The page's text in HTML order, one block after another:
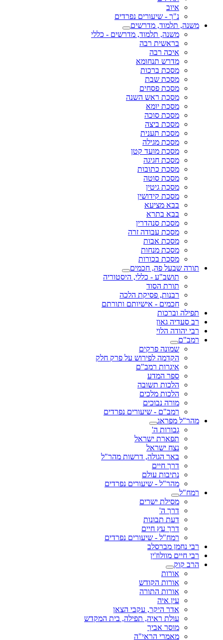
איוב
נ"ך - שיעורים נפרדים
משנה, תלמוד, מדרשים
משנה, תלמוד, מדרשים - כללי
בראשית רבה
איכה רבה
מדרש תנחומא
מסכת ברכות
מסכת שבת
מסכת פסחים
מסכת ראש השנה
מסכת יומא
מסכת סוכה
מסכת ביצה
מסכת תענית
מסכת מגילה
מסכת מועד קטן
מסכת חגיגה
מסכת כתובות
מסכת סוטה
מסכת גיטין
מסכת קידושין
בבא מציעא
בבא בתרא
מסכת סנהדרין
מסכת עבודה זרה
מסכת אבות
מסכת מנחות
מסכת בכורות
תורה שבעל פה, חכמים
תושב"ע - כללי, היסטוריה
תורת הסוד
רבנות, פסיקת הלכה
חכמים - אישיותם ותורתם
תפילה וברכות
רב סעדיה גאון
רבי יהודה הלוי
רמב"ם
שמונה פרקים
הקדמה לפירוש על פרק חלק
איגרות רמב"ם
ספר המדע
הלכות תשובה
הלכות מלכים
מורה נבוכים
רמב"ם - שיעורים נפרדים
מהר"ל מפראג
גבורות ה'
תפארת ישראל
נצח ישראל
באר הגולה, דרשות מהר"ל
דרך חיים
נתיבות עולם
מהר"ל - שיעורים נפרדים
רמח"ל
מסילת ישרים
דרך ה'
דעת תבונות
דרך עץ חיים
רמח"ל - שיעורים נפרדים
רבי נחמן מברסלב
רבי חיים מוולוז'ין
הרב קוק
אורות
אורות הקודש
אורות התורה
עין איה
אדר היקר, עקבי הצאן
עולת ראיה, תפילה, בית המקדש
מוסר אביך
מאמרי הראי"ה